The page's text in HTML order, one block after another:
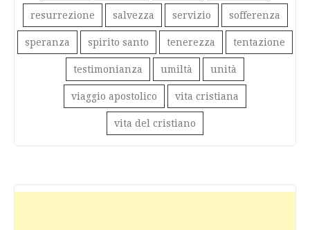
resurrezione salvezza servizio sofferenza
speranza spirito santo tenerezza tentazione
testimonianza umiltà unità
viaggio apostolico vita cristiana
vita del cristiano